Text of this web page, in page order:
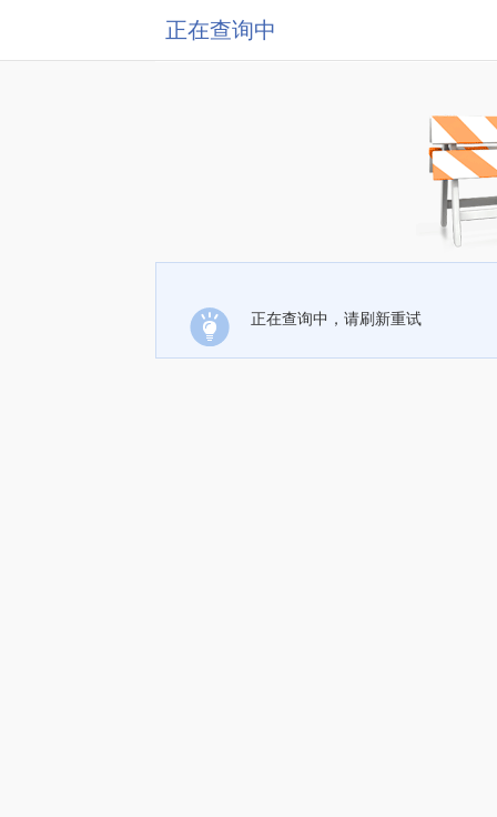
正在查询中
正在查询中，请刷新重试